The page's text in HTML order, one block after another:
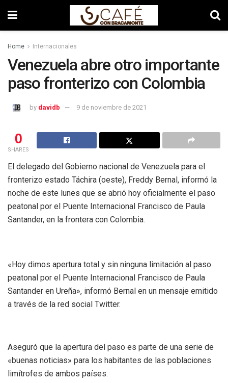
Home Internacionales
Venezuela abre otro importante
paso fronterizo con Colombia
by davidb 9 de noviembre de 2021
0
SHARES
El delegado del Gobierno nacional de Venezuela para el
fronterizo estado Táchira (oeste), Freddy Bernal, informó la
noche de este lunes que se abrió hoy oficialmente el paso
peatonal por el Puente Internacional Francisco de Paula
Santander, en la frontera con Colombia.
«Hoy dimos apertura total y sin ninguna limitación al paso
peatonal por el Puente Internacional Francisco de Paula
Santander en Ureña», informó Bernal en un mensaje emitido
a través de la red social Twitter.
Aseguró que la apertura del paso es parte de una serie de
«buenas noticias» para los habitantes de las poblaciones
limítrofes de ambos países.